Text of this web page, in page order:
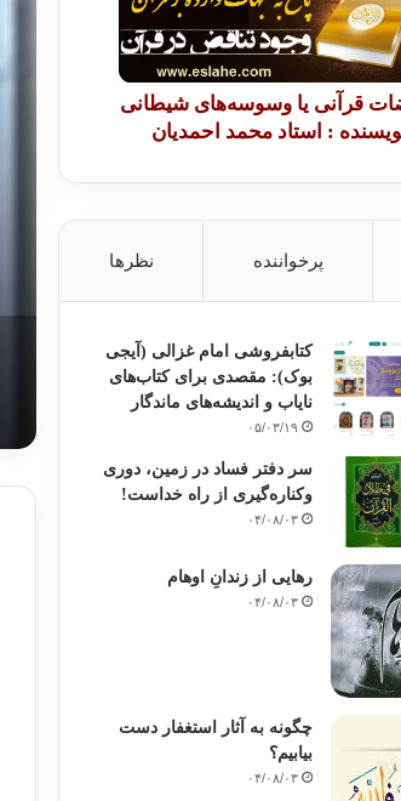
قرآنی یا وسوسه‌های شیطانی
: استاد محمد احمدیان
پرخواننده نظرها
کتابفروشی امام غزالی (آیجی
بوک): مقصدی برای کتاب‌های
نایاب و اندیشه‌های ماندگار
۰۵/۰۳/۱۹
سر دفتر فساد در زمین‌، دوری
وکناره‌گیری از راه خداست‌!
۰۴/۰۸/۰۳
رهایی از زندانِ اوهام
۰۴/۰۸/۰۳
چگونه به آثار استغفار دست
بیابیم؟
۰۴/۰۸/۰۳